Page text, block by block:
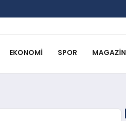
EKONOMI SPOR MAGAZIN